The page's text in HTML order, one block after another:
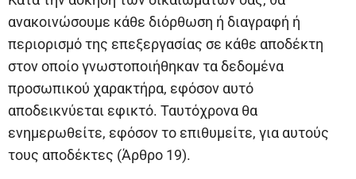
ανακοινώσουμε κάθε διόρθωση ή διαγραφή ή
περιορισμό της επεξεργασίας σε κάθε αποδέκτη
στον οποίο γνωστοποιήθηκαν τα δεδομένα
προσωπικού χαρακτήρα, εφόσον αυτό
αποδεικνύεται εφικτό. Ταυτόχρονα θα
ενημερωθείτε, εφόσον το επιθυμείτε, για αυτούς
τους αποδέκτες (Άρθρο 19).